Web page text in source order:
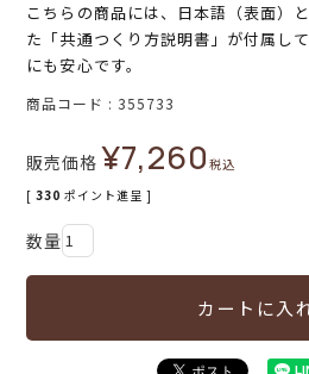
こちらの商品には、日本語（表面）
た「共通つくり方説明書」が付属し
にも安心です。
商品コード 355733
販売価格 ¥7,260税込
[ 330 ポイント進呈 ]
カートに入